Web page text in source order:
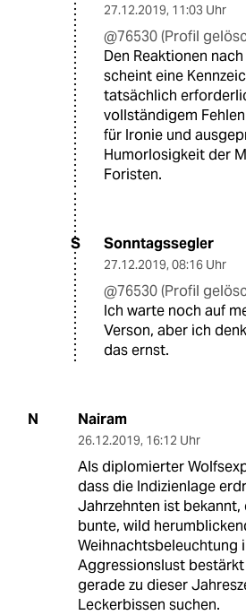
27.12.2019, 11:03 Uhr
@76530 (Profil
Den Reaktionen
scheint eine
tatsächlich
vollständigem
für Ironie und
Humorlosigkeit der
Foristen.
S Sonntagssegler
27.12.2019, 08:16 Uhr
@76530 (Profil
Ich warte noch auf
Verson, aber ich
das ernst.
N Nairam
26.12.2019, 16:12 Uhr
Als diplomierter
dass die Indizienlage
Jahrzehnten ist
bunte, wild
Weihnachtsbeleuchtung
Aggressionslust
gerade zu dieser
Leckerbissen suchen.